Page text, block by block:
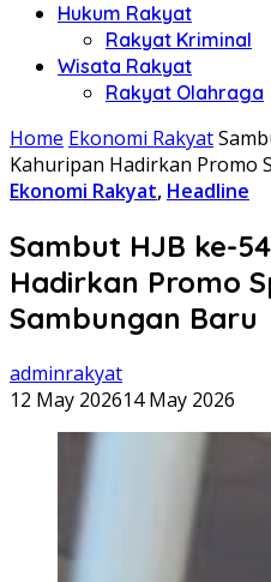
Hukum Rakyat
Rakyat Kriminal
Wisata Rakyat
Rakyat Olahraga
Home Ekonomi Rakyat
Kahuripan Hadirkan Promo
Ekonomi Rakyat, Headline
Sambut HJB ke-
Hadirkan Promo
Sambungan Baru
adminrakyat
12 May 202614 May 2026